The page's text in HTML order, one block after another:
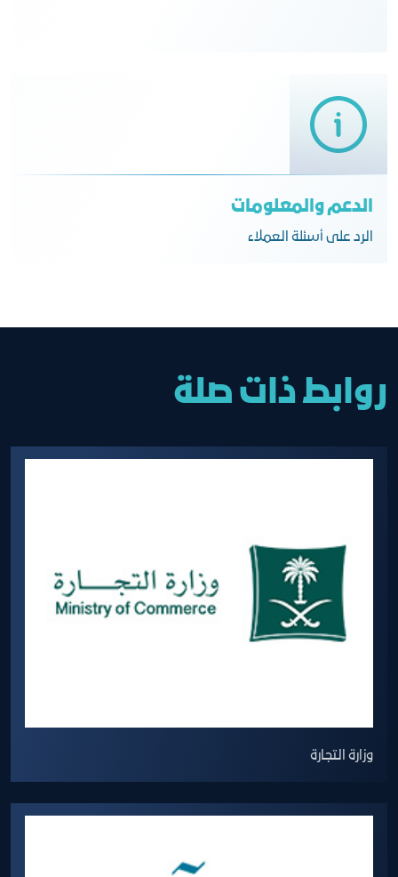
الدعم والمعلومات
الرد على أسئلة العملاء
روابط ذات صلة
وزارة التجارة